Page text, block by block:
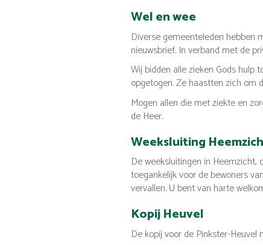
Wel en wee
Diverse gemeenteleden hebben
nieuwsbrief. In verband met de
Wij bidden alle zieken Gods hulp
opgetogen. Ze haastten zich om
Mogen allen die met ziekte en
de Heer.
Weeksluiting
De weeksluitingen in Heemzicht,
toegankelijk voor de bewoners
vervallen. U bent van harte
Kopij Heuvel
De kopij voor de Pinkster-Heuvel